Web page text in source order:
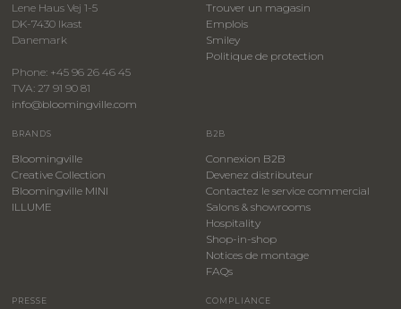
Lene Haus Vej 1-5
DK-7430 Ikast
Danemark
Phone: +45 96 26 46 45
TVA: 27 91 90 81
info@bloomingville.com
Trouver un magasin
Emplois
Smiley
​Politique de protection
BRANDS
Bloomingville
Creative Collection
Bloomingville MINI
ILLUME
B2B
Connexion B2B
Devenez distributeur
Contactez le service commercial
Salons & showrooms
Hospitality
​Shop-in-shop
Notices de montage
FAQs
PRESSE COMPLIANCE